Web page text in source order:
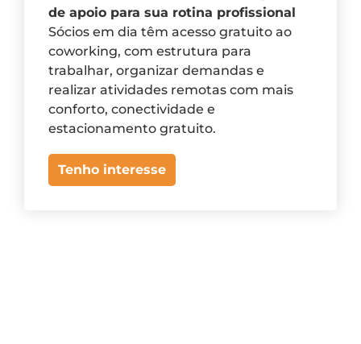
de apoio para sua rotina profissional
Sócios em dia têm acesso gratuito ao
coworking, com estrutura para
trabalhar, organizar demandas e
realizar atividades remotas com mais
conforto, conectividade e
estacionamento gratuito.
Tenho interesse